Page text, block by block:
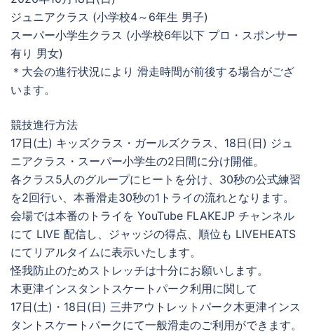
ジュニアクラス (小学校4～6年生 男子)
スーパー小学生クラス (小学校6年以下 プロ・スポンサー
有り 男女)
＊大会の進行状況により 滑走時間が前後する場合がござ
います。
競技進行方法
17日(土) キッズクラス・ガールズクラス、18日(日) ジュ
ニアクラス・スーパー小学生の2日間に分け開催。
各クラス5人のグループにヒートを分け、30秒の公式練習
を2回行い、本番滑走30秒の1トライの流れとなります。
会場では本番のトライを YouTube FLAKEJP チャンネル
にて LIVE 配信し、ジャッジの得点、順位も LIVEHEATS
にてリアルタイムに表示いたします。
怪我防止のためストレッチは十分にお願いします。
木更津インスタントスケートパーク利用に関して
17日(土)・18日(日) 三井アウトレットパーク木更津インス
タントスケートパークにて一般滑走のご利用ができます。